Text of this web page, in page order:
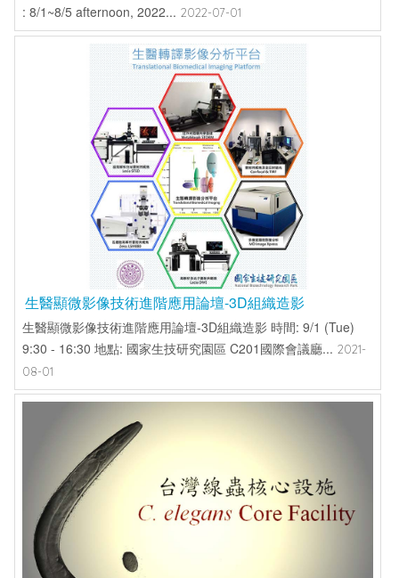
: 8/1~8/5 afternoon, 2022... 2022-07-01
生醫顯微影像技術進階應用論壇-3D組織造影
生醫顯微影像技術進階應用論壇-3D組織造影 時間: 9/1 (Tue)
9:30 - 16:30 地點: 國家生技研究園區 C201國際會議廳... 2021-
08-01